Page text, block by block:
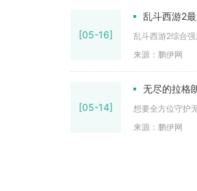
[05-16]
乱斗西游2
乱斗西游2综合
来源：鹏伊网
[05-14]
无尽的拉格朗日
想要全方位守护
来源：鹏伊网